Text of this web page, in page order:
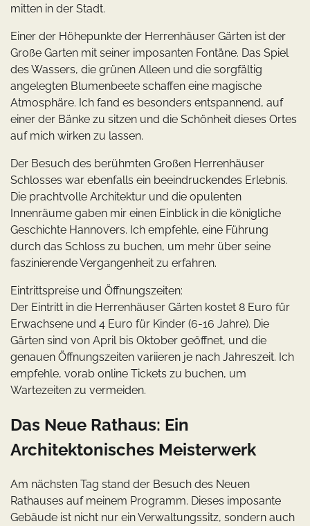
mitten in der Stadt.
Einer der Höhepunkte der Herrenhäuser Gärten ist der
Große Garten mit seiner imposanten Fontäne. Das Spiel
des Wassers, die grünen Alleen und die sorgfältig
angelegten Blumenbeete schaffen eine magische
Atmosphäre. Ich fand es besonders entspannend, auf
einer der Bänke zu sitzen und die Schönheit dieses Ortes
auf mich wirken zu lassen.
Der Besuch des berühmten Großen Herrenhäuser
Schlosses war ebenfalls ein beeindruckendes Erlebnis.
Die prachtvolle Architektur und die opulenten
Innenräume gaben mir einen Einblick in die königliche
Geschichte Hannovers. Ich empfehle, eine Führung
durch das Schloss zu buchen, um mehr über seine
faszinierende Vergangenheit zu erfahren.
Eintrittspreise und Öffnungszeiten:
Der Eintritt in die Herrenhäuser Gärten kostet 8 Euro für
Erwachsene und 4 Euro für Kinder (6-16 Jahre). Die
Gärten sind von April bis Oktober geöffnet, und die
genauen Öffnungszeiten variieren je nach Jahreszeit. Ich
empfehle, vorab online Tickets zu buchen, um
Wartezeiten zu vermeiden.
Das Neue Rathaus: Ein
Architektonisches Meisterwerk
Am nächsten Tag stand der Besuch des Neuen
Rathauses auf meinem Programm. Dieses imposante
Gebäude ist nicht nur ein Verwaltungssitz, sondern auch